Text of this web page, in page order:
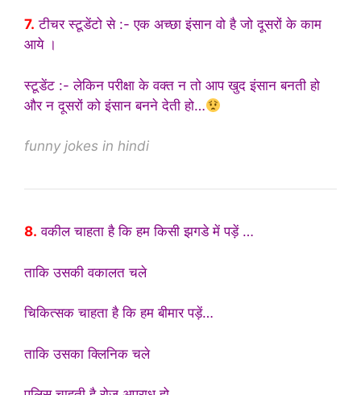
7. टीचर स्टूडेंटो से :- एक अच्छा इंसान वो है जो दूसरों के काम
आये ।
स्टूडेंट :- लेकिन परीक्षा के वक्त न तो आप खुद इंसान बनती हो
और न दूसरों को इंसान बनने देती हो…
funny jokes in hindi
8. वकील चाहता है कि हम किसी झगडे में पड़ें …
ताकि उसकी वकालत चले
चिकित्सक चाहता है कि हम बीमार पड़ें…
ताकि उसका क्लिनिक चले